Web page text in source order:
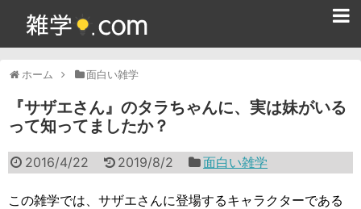
ホーム 面白い雑学
『サザエさん』のタラちゃんに、実は妹がいる
って知ってましたか？
2016/4/22 2019/8/2 面白い雑学
この雑学では、サザエさんに登場するキャラクターである
365日雑学カレンダー
面白い雑学
ためになる雑学